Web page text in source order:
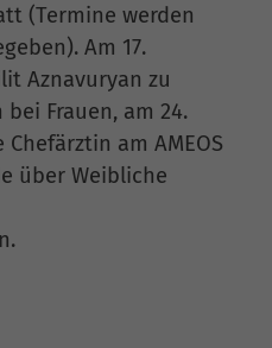
(Termine werden
Am 17.
Aznavuryan zu
Frauen, am 24.
am AMEOS
über Weibliche